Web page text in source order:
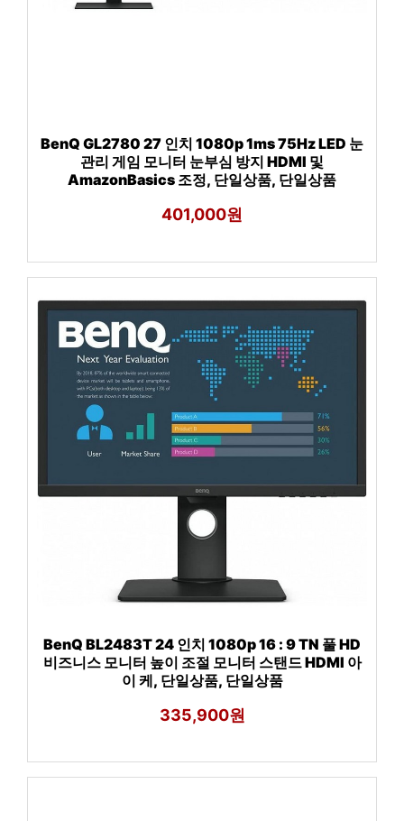
BenQ GL2780 27 인치 1080p 1ms 75Hz LED 눈
관리 게임 모니터 눈부심 방지 HDMI 및
AmazonBasics 조정, 단일상품, 단일상품
401,000원
BenQ BL2483T 24 인치 1080p 16 : 9 TN 풀 HD
비즈니스 모니터 높이 조절 모니터 스탠드 HDMI 아
이 케, 단일상품, 단일상품
335,900원